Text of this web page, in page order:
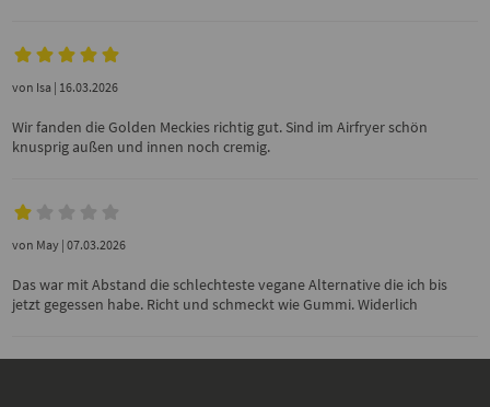
von Isa | 16.03.2026
Wir fanden die Golden Meckies richtig gut. Sind im Airfryer schön
knusprig außen und innen noch cremig.
von May | 07.03.2026
Das war mit Abstand die schlechteste vegane Alternative die ich bis
jetzt gegessen habe. Richt und schmeckt wie Gummi. Widerlich